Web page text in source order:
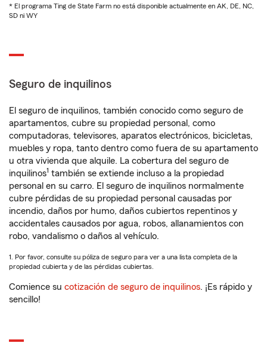
* El programa Ting de State Farm no está disponible actualmente en AK, DE, NC,
SD ni WY
Seguro de inquilinos
El seguro de inquilinos, también conocido como seguro de
apartamentos, cubre su propiedad personal, como
computadoras, televisores, aparatos electrónicos, bicicletas,
muebles y ropa, tanto dentro como fuera de su apartamento
u otra vivienda que alquile. La cobertura del seguro de
inquilinos1 también se extiende incluso a la propiedad
personal en su carro. El seguro de inquilinos normalmente
cubre pérdidas de su propiedad personal causadas por
incendio, daños por humo, daños cubiertos repentinos y
accidentales causados por agua, robos, allanamientos con
robo, vandalismo o daños al vehículo.
1. Por favor, consulte su póliza de seguro para ver a una lista completa de la
propiedad cubierta y de las pérdidas cubiertas.
Comience su cotización de seguro de inquilinos. ¡Es rápido y
sencillo!